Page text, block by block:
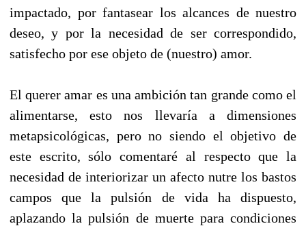
impactado, por fantasear los alcances de nuestro
deseo, y por la necesidad de ser correspondido,
satisfecho por ese objeto de (nuestro) amor.
El querer amar es una ambición tan grande como el
alimentarse, esto nos llevaría a dimensiones
metapsicológicas, pero no siendo el objetivo de
este escrito, sólo comentaré al respecto que la
necesidad de interiorizar un afecto nutre los bastos
campos que la pulsión de vida ha dispuesto,
aplazando la pulsión de muerte para condiciones